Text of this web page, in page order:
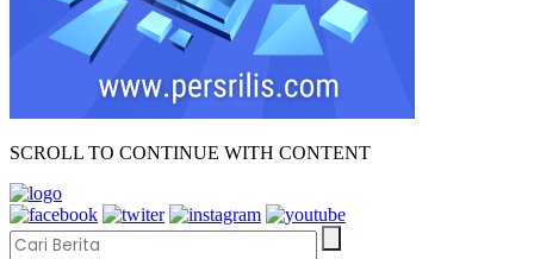
SCROLL TO CONTINUE WITH CONTENT